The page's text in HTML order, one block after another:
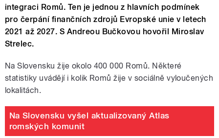
integraci Romů. Ten je jednou z hlavních podmínek
pro čerpání finančních zdrojů Evropské unie v letech
2021 až 2027. S Andreou Bučkovou hovořil Miroslav
Strelec.
Na Slovensku žije okolo 400 000 Romů. Některé
statistiky uvádějí i kolik Romů žije v sociálně vyloučených
lokalitách.
Na Slovensku vyšel aktualizovaný Atlas
romských komunit